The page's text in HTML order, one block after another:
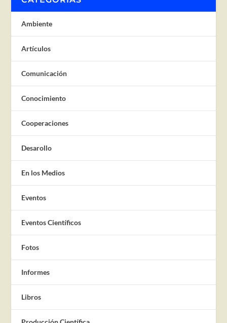
Ambiente
Artículos
Comunicación
Conocimiento
Cooperaciones
Desarollo
En los Medios
Eventos
Eventos Científicos
Fotos
Informes
Libros